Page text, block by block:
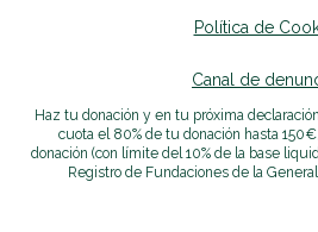
Política de
Canal de
Haz tu donación y en tu próxima
cuota el 80% de tu donación hasta
donación (con límite del 10% de la base
Registro de Fundaciones de la